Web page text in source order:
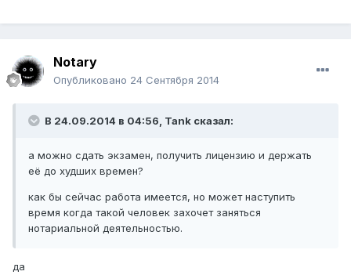
Notary
Опубликовано 24 Сентября 2014
В 24.09.2014 в 04:56, Tank сказал:
а можно сдать экзамен, получить лицензию и держать
её до худших времен?
как бы сейчас работа имеется, но может наступить
время когда такой человек захочет заняться
нотариальной деятельностью.
да